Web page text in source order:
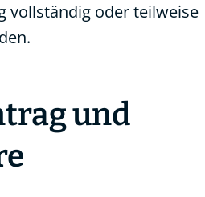
vollständig oder teilweise
und